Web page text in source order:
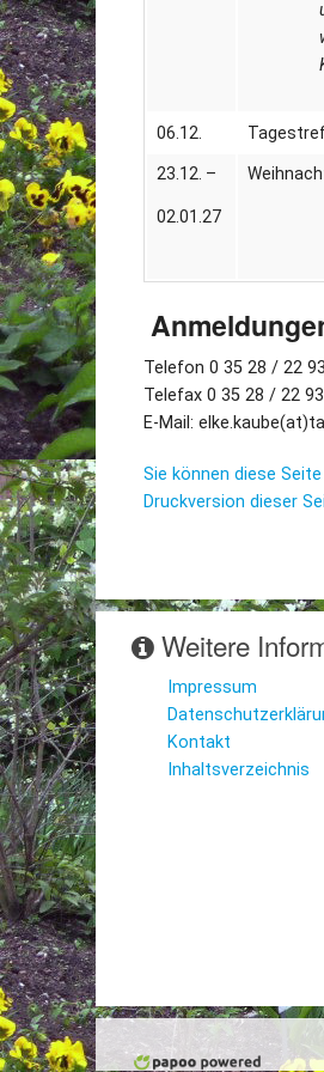
06.12.
23.12. –
02.01.27
Telefon 0 35 28 / 22
Telefax 0 35 28 / 22
E-Mail:
Sie können diese
Druckversion dieser
Weitere
Impressum
Kontakt
Inhaltsverzeichnis